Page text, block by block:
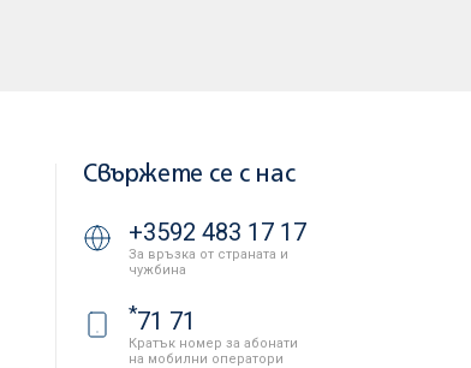
Свържете се с нас
+3592 483 17 17
За връзка от страната и
чужбина
*71 71
Кратък номер за абонати
на мобилни оператори